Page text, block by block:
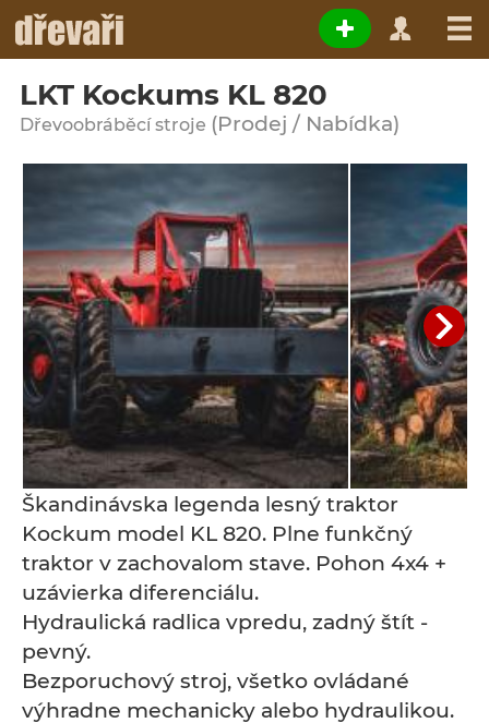
LKT Kockums KL 820
Dřevoobráběcí stroje (Prodej / Nabídka)
Škandinávska legenda lesný traktor
Kockum model KL 820. Plne funkčný
traktor v zachovalom stave. Pohon 4x4 +
uzávierka diferenciálu.
Hydraulická radlica vpredu, zadný štít -
pevný.
Bezporuchový stroj, všetko ovládané
výhradne mechanicky alebo hydraulikou.